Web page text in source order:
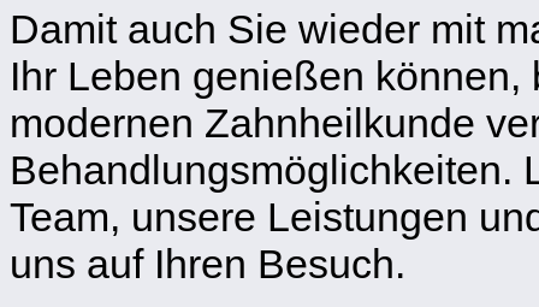
Damit auch Sie wieder mit
Ihr Leben genießen
modernen Zahnheilkunde
Behandlungsmöglichkeiten.
Team, unsere Leistungen
uns auf Ihren Besuch.